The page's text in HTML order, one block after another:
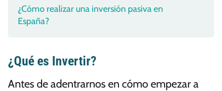
¿Cómo realizar una inversión pasiva en
España?
¿Qué es Invertir?
Antes de adentrarnos en cómo empezar a